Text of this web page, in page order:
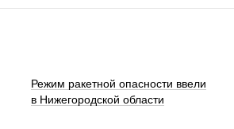
Режим ракетной опасности ввели
в Нижегородской области